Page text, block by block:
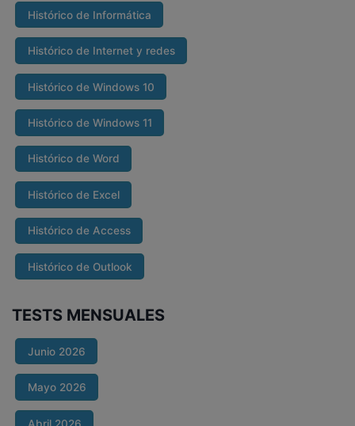
Histórico de Informática
Histórico de Internet y redes
Histórico de Windows 10
Histórico de Windows 11
Histórico de Word
Histórico de Excel
Histórico de Access
Histórico de Outlook
TESTS MENSUALES
Junio 2026
Mayo 2026
Abril 2026